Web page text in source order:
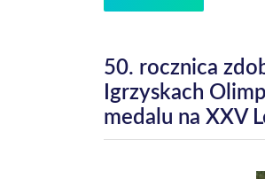
50. rocznica
Igrzyskach
medalu na XXV